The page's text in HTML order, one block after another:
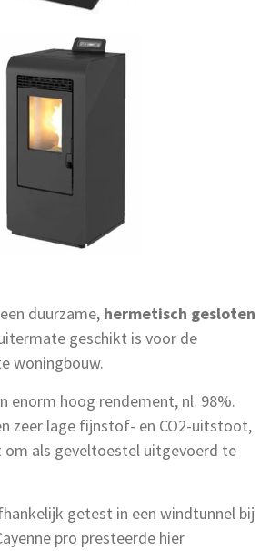
duurzame, hermetisch gesloten
geschikt is voor de
woningbouw.
enorm hoog rendement, nl. 98%.
zeer lage fijnstof- en CO2-uitstoot,
om als geveltoestel uitgevoerd te
getest in een windtunnel bij
pro presteerde hier